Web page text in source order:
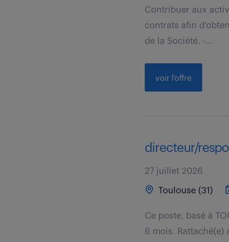
Contribuer aux
contrats afin
de la Société. -...
voir l'offre
directeur/
27 juillet 2026
Toulouse (31)
Ce poste, basé à
6 mois. Rattaché(e)